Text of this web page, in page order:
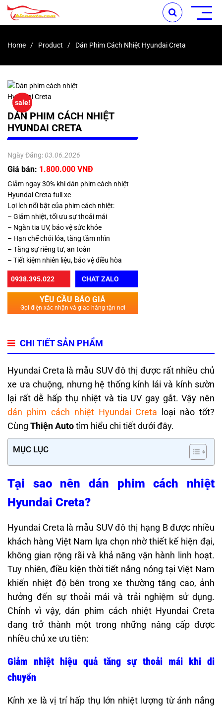
Home Product Dán Phim Cách Nhiệt Hyundai Creta
sale!
DÁN PHIM CÁCH NHIỆT
HYUNDAI CRETA
Ngày Đăng:03.06.2026
Giá bán: 1.800.000 VNĐ
Giảm ngay 30% khi dán phim cách nhiệt
Hyundai Creta full xe
Lợi ích nổi bật của phim cách nhiệt:
– Giảm nhiệt, tối ưu sự thoải mái
– Ngăn tia UV, bảo vệ sức khỏe
– Hạn chế chói lóa, tăng tầm nhìn
– Tăng sự riêng tư, an toàn
– Tiết kiệm nhiên liệu, bảo vệ điều hòa
0938.395.022 CHAT ZALO
YÊU CẦU BÁO GIÁ
Gọi điện xác nhận và giao hàng tận nơi
CHI TIẾT SẢN PHẨM
Hyundai Creta là mẫu SUV đô thị được rất nhiều chủ
xe ưa chuộng, nhưng hệ thống kính lái và kính sườn
lại rất dễ hấp thụ nhiệt và tia UV gay gắt. Vậy nên
dán phim cách nhiệt Hyundai Creta loại nào tốt?
Cùng Thiện Autotìm hiểu chi tiết dưới đây.
MỤC LỤC
Tại sao nên dán phim cách nhiệt
Hyundai Creta?
Hyundai Creta là mẫu SUV đô thị hạng B được nhiều
khách hàng Việt Nam lựa chọn nhờ thiết kế hiện đại,
không gian rộng rãi và khả năng vận hành linh hoạt.
Tuy nhiên, điều kiện thời tiết nắng nóng tại Việt Nam
khiến nhiệt độ bên trong xe thường tăng cao, ảnh
hưởng đến sự thoải mái và trải nghiệm sử dụng.
Chính vì vậy, dán phim cách nhiệt Hyundai Creta
đang trở thành một trong những nâng cấp được
nhiều chủ xe ưu tiên:
Giảm nhiệt hiệu quả tăng sự thoải mái khi di
chuyển
Kính xe là vị trí hấp thụ lớn nhiệt lượng từ ánh nắng